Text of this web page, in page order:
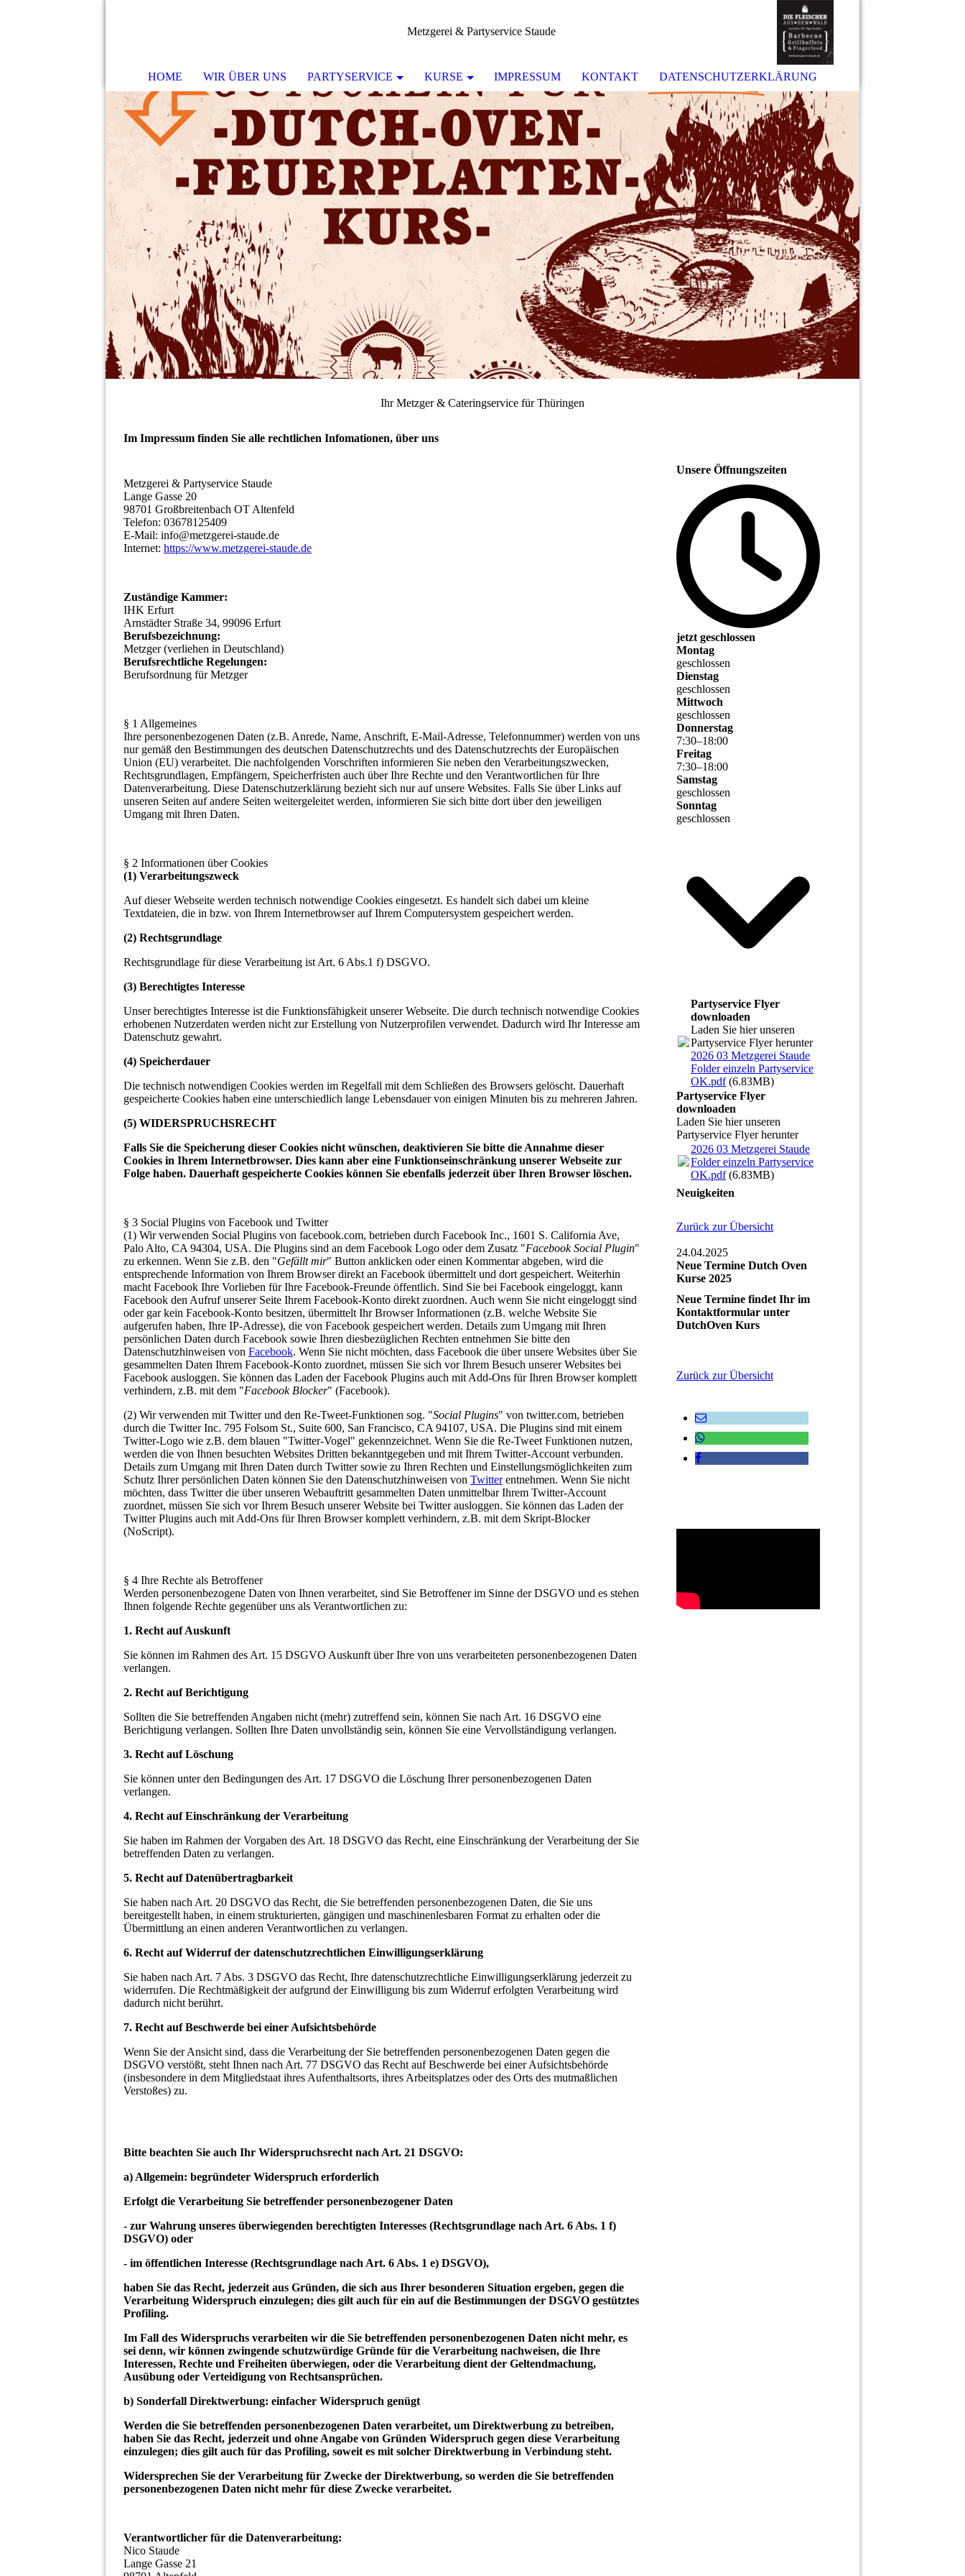
Metzgerei & Partyservice Staude
HOME WIR ÜBER UNS PARTYSERVICE KURSE IMPRESSUM KONTAKT DATENSCHUTZERKLÄRUNG
Ihr Metzger & Cateringservice für Thüringen
Im Impressum finden Sie alle rechtlichen Infomationen, über uns
Metzgerei & Partyservice Staude
Lange Gasse 20
98701 Großbreitenbach OT Altenfeld
Telefon: 03678125409
E-Mail: info@metzgerei-staude.de
Internet: https://www.metzgerei-staude.de
Zuständige Kammer:
IHK Erfurt
Arnstädter Straße 34, 99096 Erfurt
Berufsbezeichnung:
Metzger (verliehen in Deutschland)
Berufsrechtliche Regelungen:
Berufsordnung für Metzger
§ 1 Allgemeines
Ihre personenbezogenen Daten (z.B. Anrede, Name, Anschrift, E-Mail-Adresse, Telefonnummer) werden von uns
nur gemäß den Bestimmungen des deutschen Datenschutzrechts und des Datenschutzrechts der Europäischen
Union (EU) verarbeitet. Die nachfolgenden Vorschriften informieren Sie neben den Verarbeitungszwecken,
Rechtsgrundlagen, Empfängern, Speicherfristen auch über Ihre Rechte und den Verantwortlichen für Ihre
Datenverarbeitung. Diese Datenschutzerklärung bezieht sich nur auf unsere Websites. Falls Sie über Links auf
unseren Seiten auf andere Seiten weitergeleitet werden, informieren Sie sich bitte dort über den jeweiligen
Umgang mit Ihren Daten.
§ 2 Informationen über Cookies
(1) Verarbeitungszweck
Auf dieser Webseite werden technisch notwendige Cookies eingesetzt. Es handelt sich dabei um kleine
Textdateien, die in bzw. von Ihrem Internetbrowser auf Ihrem Computersystem gespeichert werden.
(2) Rechtsgrundlage
Rechtsgrundlage für diese Verarbeitung ist Art. 6 Abs.1 f) DSGVO.
(3) Berechtigtes Interesse
Unser berechtigtes Interesse ist die Funktionsfähigkeit unserer Webseite. Die durch technisch notwendige Cookies
erhobenen Nutzerdaten werden nicht zur Erstellung von Nutzerprofilen verwendet. Dadurch wird Ihr Interesse am
Datenschutz gewahrt.
(4) Speicherdauer
Die technisch notwendigen Cookies werden im Regelfall mit dem Schließen des Browsers gelöscht. Dauerhaft
gespeicherte Cookies haben eine unterschiedlich lange Lebensdauer von einigen Minuten bis zu mehreren Jahren.
(5) WIDERSPRUCHSRECHT
Falls Sie die Speicherung dieser Cookies nicht wünschen, deaktivieren Sie bitte die Annahme dieser
Cookies in Ihrem Internetbrowser. Dies kann aber eine Funktionseinschränkung unserer Webseite zur
Folge haben. Dauerhaft gespeicherte Cookies können Sie ebenfalls jederzeit über Ihren Browser löschen.
§ 3 Social Plugins von Facebook und Twitter
(1) Wir verwenden Social Plugins von facebook.com, betrieben durch Facebook Inc., 1601 S. California Ave,
Palo Alto, CA 94304, USA. Die Plugins sind an dem Facebook Logo oder dem Zusatz "Facebook Social Plugin"
zu erkennen. Wenn Sie z.B. den "Gefällt mir" Button anklicken oder einen Kommentar abgeben, wird die
entsprechende Information von Ihrem Browser direkt an Facebook übermittelt und dort gespeichert. Weiterhin
macht Facebook Ihre Vorlieben für Ihre Facebook-Freunde öffentlich. Sind Sie bei Facebook eingeloggt, kann
Facebook den Aufruf unserer Seite Ihrem Facebook-Konto direkt zuordnen. Auch wenn Sie nicht eingeloggt sind
oder gar kein Facebook-Konto besitzen, übermittelt Ihr Browser Informationen (z.B. welche Website Sie
aufgerufen haben, Ihre IP-Adresse), die von Facebook gespeichert werden. Details zum Umgang mit Ihren
persönlichen Daten durch Facebook sowie Ihren diesbezüglichen Rechten entnehmen Sie bitte den
Datenschutzhinweisen von Facebook. Wenn Sie nicht möchten, dass Facebook die über unsere Websites über Sie
gesammelten Daten Ihrem Facebook-Konto zuordnet, müssen Sie sich vor Ihrem Besuch unserer Websites bei
Facebook ausloggen. Sie können das Laden der Facebook Plugins auch mit Add-Ons für Ihren Browser komplett
verhindern, z.B. mit dem "Facebook Blocker" (Facebook).
(2) Wir verwenden mit Twitter und den Re-Tweet-Funktionen sog. "Social Plugins" von twitter.com, betrieben
durch die Twitter Inc. 795 Folsom St., Suite 600, San Francisco, CA 94107, USA. Die Plugins sind mit einem
Twitter-Logo wie z.B. dem blauen "Twitter-Vogel" gekennzeichnet. Wenn Sie die Re-Tweet Funktionen nutzen,
werden die von Ihnen besuchten Websites Dritten bekanntgegeben und mit Ihrem Twitter-Account verbunden.
Details zum Umgang mit Ihren Daten durch Twitter sowie zu Ihren Rechten und Einstellungsmöglichkeiten zum
Schutz Ihrer persönlichen Daten können Sie den Datenschutzhinweisen von Twitterentnehmen. Wenn Sie nicht
möchten, dass Twitter die über unseren Webauftritt gesammelten Daten unmittelbar Ihrem Twitter-Account
zuordnet, müssen Sie sich vor Ihrem Besuch unserer Website bei Twitter ausloggen. Sie können das Laden der
Twitter Plugins auch mit Add-Ons für Ihren Browser komplett verhindern, z.B. mit dem Skript-Blocker
(NoScript).
§ 4 Ihre Rechte als Betroffener
Werden personenbezogene Daten von Ihnen verarbeitet, sind Sie Betroffener im Sinne der DSGVO und es stehen
Ihnen folgende Rechte gegenüber uns als Verantwortlichen zu:
1. Recht auf Auskunft
Sie können im Rahmen des Art. 15 DSGVO Auskunft über Ihre von uns verarbeiteten personenbezogenen Daten
verlangen.
2. Recht auf Berichtigung
Sollten die Sie betreffenden Angaben nicht (mehr) zutreffend sein, können Sie nach Art. 16 DSGVO eine
Berichtigung verlangen. Sollten Ihre Daten unvollständig sein, können Sie eine Vervollständigung verlangen.
3. Recht auf Löschung
Sie können unter den Bedingungen des Art. 17 DSGVO die Löschung Ihrer personenbezogenen Daten
verlangen.
4. Recht auf Einschränkung der Verarbeitung
Sie haben im Rahmen der Vorgaben des Art. 18 DSGVO das Recht, eine Einschränkung der Verarbeitung der Sie
betreffenden Daten zu verlangen.
5. Recht auf Datenübertragbarkeit
Sie haben nach Art. 20 DSGVO das Recht, die Sie betreffenden personenbezogenen Daten, die Sie uns
bereitgestellt haben, in einem strukturierten, gängigen und maschinenlesbaren Format zu erhalten oder die
Übermittlung an einen anderen Verantwortlichen zu verlangen.
6. Recht auf Widerruf der datenschutzrechtlichen Einwilligungserklärung
Sie haben nach Art. 7 Abs. 3 DSGVO das Recht, Ihre datenschutzrechtliche Einwilligungserklärung jederzeit zu
widerrufen. Die Rechtmäßigkeit der aufgrund der Einwilligung bis zum Widerruf erfolgten Verarbeitung wird
dadurch nicht berührt.
7. Recht auf Beschwerde bei einer Aufsichtsbehörde
Wenn Sie der Ansicht sind, dass die Verarbeitung der Sie betreffenden personenbezogenen Daten gegen die
DSGVO verstößt, steht Ihnen nach Art. 77 DSGVO das Recht auf Beschwerde bei einer Aufsichtsbehörde
(insbesondere in dem Mitgliedstaat ihres Aufenthaltsorts, ihres Arbeitsplatzes oder des Orts des mutmaßlichen
Verstoßes) zu.
Bitte beachten Sie auch Ihr Widerspruchsrecht nach Art. 21 DSGVO:
a) Allgemein: begründeter Widerspruch erforderlich
Erfolgt die Verarbeitung Sie betreffender personenbezogener Daten
- zur Wahrung unseres überwiegenden berechtigten Interesses (Rechtsgrundlage nach Art. 6 Abs. 1 f)
DSGVO) oder
- im öffentlichen Interesse (Rechtsgrundlage nach Art. 6 Abs. 1 e) DSGVO),
haben Sie das Recht, jederzeit aus Gründen, die sich aus Ihrer besonderen Situation ergeben, gegen die
Verarbeitung Widerspruch einzulegen; dies gilt auch für ein auf die Bestimmungen der DSGVO gestütztes
Profiling.
Im Fall des Widerspruchs verarbeiten wir die Sie betreffenden personenbezogenen Daten nicht mehr, es
sei denn, wir können zwingende schutzwürdige Gründe für die Verarbeitung nachweisen, die Ihre
Interessen, Rechte und Freiheiten überwiegen, oder die Verarbeitung dient der Geltendmachung,
Ausübung oder Verteidigung von Rechtsansprüchen.
b) Sonderfall Direktwerbung: einfacher Widerspruch genügt
Werden die Sie betreffenden personenbezogenen Daten verarbeitet, um Direktwerbung zu betreiben,
haben Sie das Recht, jederzeit und ohne Angabe von Gründen Widerspruch gegen diese Verarbeitung
einzulegen; dies gilt auch für das Profiling, soweit es mit solcher Direktwerbung in Verbindung steht.
Widersprechen Sie der Verarbeitung für Zwecke der Direktwerbung, so werden die Sie betreffenden
personenbezogenen Daten nicht mehr für diese Zwecke verarbeitet.
Verantwortlicher für die Datenverarbeitung:
Nico Staude
Lange Gasse 21
Unsere Öffnungszeiten
jetzt geschlossen
Montag
geschlossen
Dienstag
geschlossen
Mittwoch
geschlossen
Donnerstag
7:30–18:00
Freitag
7:30–18:00
Samstag
geschlossen
Sonntag
geschlossen
Partyservice Flyer
downloaden
Laden Sie hier unseren
Partyservice Flyer herunter
2026 03 Metzgerei Staude
Folder einzeln Partyservice
OK.pdf(6.83MB)
Partyservice Flyer
downloaden
Laden Sie hier unseren
Partyservice Flyer herunter
2026 03 Metzgerei Staude
Folder einzeln Partyservice
OK.pdf(6.83MB)
Neuigkeiten
Zurück zur Übersicht
24.04.2025
Neue Termine Dutch Oven
Kurse 2025
Neue Termine findet Ihr im
Kontaktformular unter
DutchOven Kurs
Zurück zur Übersicht